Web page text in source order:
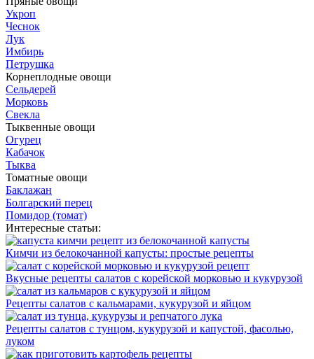
Укроп
Чеснок
Лук
Имбирь
Петрушка
Корнеплодные овощи
Сельдерей
Морковь
Свекла
Тыквенные овощи
Огурец
Кабачок
Тыква
Томатные овощи
Баклажан
Болгарский перец
Помидор (томат)
Интересные статьи:
Кимчи из белокочанной капусты: простые рецепты
Вкусные рецепты салатов с корейской морковью и кукурузой
Рецепты салатов с кальмарами, кукурузой и яйцом
Рецепты салатов с тунцом, кукурузой и капустой, фасолью,
луком